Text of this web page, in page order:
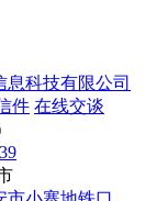
息科技有限公司
件 在线交谈